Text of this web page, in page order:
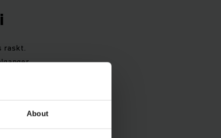
About
raskt.
ny standard